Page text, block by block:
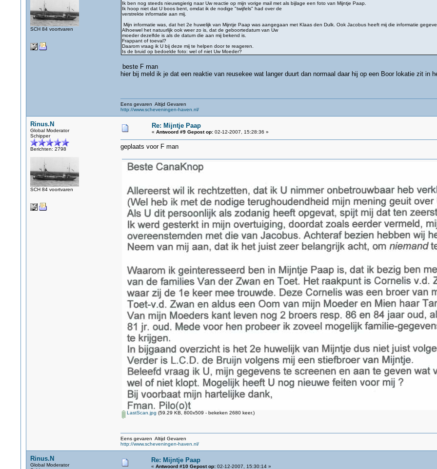
SCH 84 voortvaren
Ik ben nog steeds nieuwsgierig naar Uw reactie op mijn vorige mail met als bijlage een foto van Mijntje Paap.
Ik hoop niet dat U boos bent, omdat ik de nodige "twijfels" had over de
verstrekte informatie aan mij.
Mijn informatie was, dat het 2e huwelijk van Mijntje Paap was aangegaan met Klaas den Dulk. Ook Jacobus heeft mij die informatie
Alhoewel het natuurlijk ook weer zo is, dat de geboortedatum van Uw
moeder dezelfde is als de datum die aan mij bekend is.
Frappant of toeval?
Daarom vraag ik U bij deze mij te helpen door te reageren.
Is de bruid op bedoelde foto: wel of niet Uw Moeder?
beste F man
hier bij meld ik je dat een reaktie van reusekee wat langer duurt dan normaal daar hij op een Boor lokatie zit in
Eens gevaren Altijd Gevaren
http://www.scheveningen-haven.nl/
Rinus.N
Global Moderator
Schipper
Berichten: 2798
SCH 84 voortvaren
Re: Mijntje Paap
« Antwoord #9 Gepost op:02-12-2007, 15:28:36 »
geplaats voor F man
LastScan.jpg (59.29 KB, 800x509 - bekeken 2680 keer.)
Eens gevaren Altijd Gevaren
http://www.scheveningen-haven.nl/
Rinus.N
Global Moderator
Re: Mijntje Paap
« Antwoord #10 Gepost op:02-12-2007, 15:30:14 »